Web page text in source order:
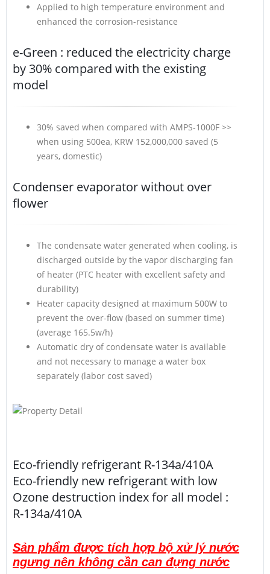
Applied to high temperature environment and
enhanced the corrosion-resistance
e-Green : reduced the electricity charge
by 30% compared with the existing
model
30% saved when compared with AMPS-1000F >>
when using 500ea, KRW 152,000,000 saved (5
years, domestic)
Condenser evaporator without over
flower
The condensate water generated when cooling, is
discharged outside by the vapor discharging fan
of heater (PTC heater with excellent safety and
durability)
Heater capacity designed at maximum 500W to
prevent the over-flow (based on summer time)
(average 165.5w/h)
Automatic dry of condensate water is available
and not necessary to manage a water box
separately (labor cost saved)
Eco-friendly refrigerant R-134a/410A
Eco-friendly new refrigerant with low
Ozone destruction index for all model :
R-134a/410A
Sản phẩm được tích hợp bộ xử lý nước
ngưng nên không cần can đựng nước